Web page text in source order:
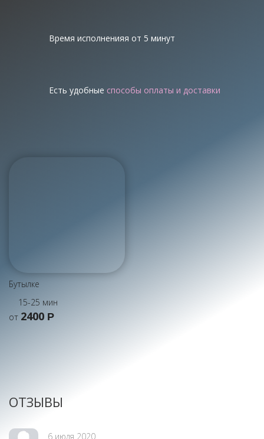
Время исполненияя от 5 минут
Есть удобные способы оплаты и доставки
Бутылке
15-25 мин
от 2400 Р
ОТЗЫВЫ
6 июля 2020